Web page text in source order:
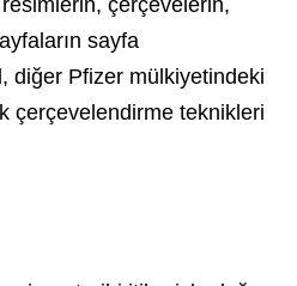
çerçevelerin,
sayfa
diğer Pfizer mülkiyetindeki
çerçevelendirme teknikleri